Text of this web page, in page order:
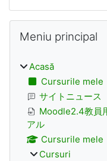
Blocuri
Meniu principal
Acasă
Cursurile mele
サイトニュース
Moodle2.4教員
アル
Cursurile mele
Cursuri